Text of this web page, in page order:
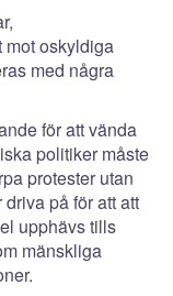
mot oskyldiga
med några
för att vända
politiker måste
protester utan
på för att att
upphävs tills
mänskliga